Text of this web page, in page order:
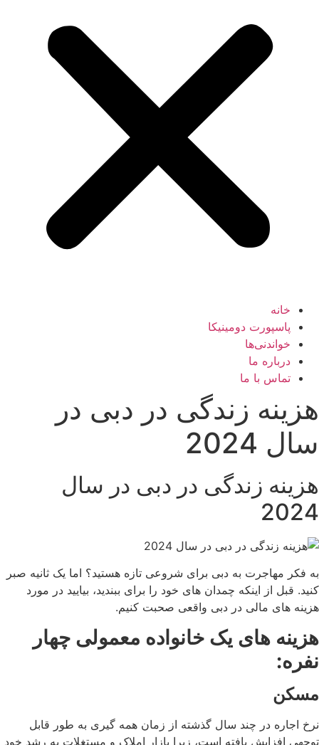
خانه
پاسپورت دومینیکا
خواندنی‌ها
درباره ما
تماس با ما
هزینه زندگی در دبی در
سال 2024
هزینه زندگی در دبی در سال
2024
به فکر مهاجرت به دبی برای شروعی تازه هستید؟ اما یک ثانیه صبر
کنید. قبل از اینکه چمدان های خود را برای ببندید، بیایید در مورد
هزینه های مالی در دبی واقعی صحبت کنیم.
هزینه های یک خانواده معمولی چهار
نفره:
مسکن
نرخ اجاره در چند سال گذشته از زمان همه گیری به طور قابل
توجهی افزایش یافته است، زیرا بازار املاک و مستغلات به رشد خود